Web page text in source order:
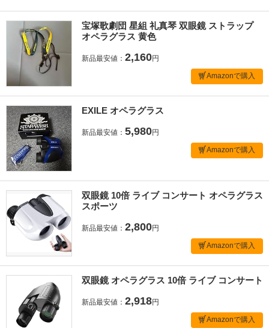
宝塚歌劇団 星組 礼真琴 双眼鏡 ストラップ
オペラグラス 黄色
新品最安値： 2,160円
Amazonで購入
EXILE オペラグラス
新品最安値： 5,980円
Amazonで購入
双眼鏡 10倍 ライブ コンサート オペラグラス
スポーツ
新品最安値： 2,800円
Amazonで購入
双眼鏡 オペラグラス 10倍 ライブ コンサート
新品最安値： 2,918円
Amazonで購入